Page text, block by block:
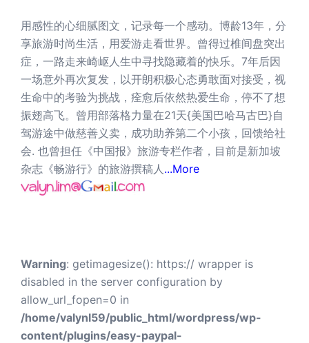
用感性的心细腻图文，记录每一个感动。博龄13年，分
享旅游时尚生活，用爱游走看世界。曾得过椎间盘突出
症，一路走来崎岖人生中寻找隐藏着的快乐。7年后因
一场意外再次复发，以开朗积极心态勇敢面对接受，视
生命中的考验为挑战，痊愈后依然热爱生命，停不了想
振翅高飞。曾用部落格力量在21天{美国巴哈马古巴}自
驾游途中做慈善义卖，成功助养第二个小孩，回馈给社
会. 也曾担任《中国报》旅游专栏作者，目前是新加坡
杂志《畅游行》的旅游撰稿人 ...More
Warning: getimagesize(): https:// wrapper is
disabled in the server configuration by
allow_url_fopen=0 in
/home/valynl59/public_html/wordpress/wp-
content/plugins/easy-paypal-